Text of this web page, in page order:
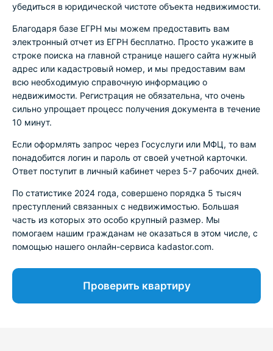
убедиться в юридической чистоте объекта недвижимости.
Благодаря базе ЕГРН мы можем предоставить вам
электронный отчет из ЕГРН бесплатно. Просто укажите в
строке поиска на главной странице нашего сайта нужный
адрес или кадастровый номер, и мы предоставим вам
всю необходимую справочную информацию о
недвижимости. Регистрация не обязательна, что очень
сильно упрощает процесс получения документа в течение
10 минут.
Если оформлять запрос через Госуслуги или МФЦ, то вам
понадобится логин и пароль от своей учетной карточки.
Ответ поступит в личный кабинет через 5-7 рабочих дней.
По статистике 2024 года, совершено порядка 5 тысяч
преступлений связанных с недвижимостью. Большая
часть из которых это особо крупный размер. Мы
помогаем нашим гражданам не оказаться в этом числе, с
помощью нашего онлайн-сервиса kadastor.com.
Проверить квартиру